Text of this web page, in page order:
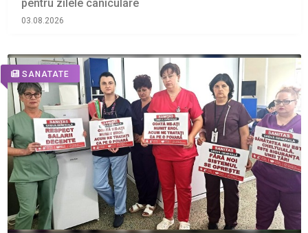
pentru zilele caniculare
03.08.2026
SANATATE